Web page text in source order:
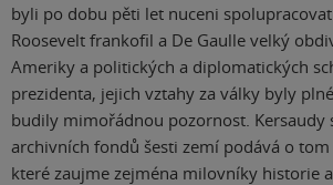
byli po dobu pěti let nuceni
Roosevelt frankofil a De Gaulle velký
Ameriky a politických a diplomatických
prezidenta, jejich vztahy za války byly
budily mimořádnou pozornost. Kersaudy
archivních fondů šesti zemí podává o
které zaujme zejména milovníky historie